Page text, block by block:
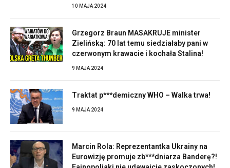
10 MAJA 2024
Grzegorz Braun MASAKRUJE minister
Zielińską: 70 lat temu siedziałaby pani w
czerwonym krawacie i kochała Stalina!
9 MAJA 2024
Traktat p***demiczny WHO – Walka trwa!
9 MAJA 2024
Marcin Rola: Reprezentantka Ukrainy na
Eurowizję promuje zb***dniarza Banderę?!